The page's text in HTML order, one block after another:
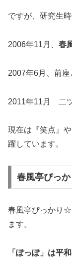
ですが、研究生
2006年11月、 春
2007年6月、前座
2011年11月 二
現在は『笑点』
躍しています。
春風亭ぴっ
春風亭ぴっかり☆
ます。
「ぽっぽ」は平